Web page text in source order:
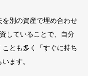
別の資産で埋め合わせ
していることで、自分
とも多く「すぐに持ち
ます。